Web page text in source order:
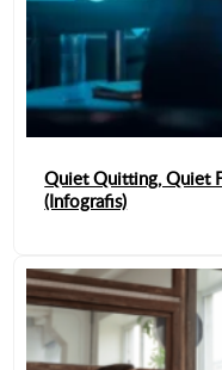
Quiet Quitting, Quiet
(Infografis)